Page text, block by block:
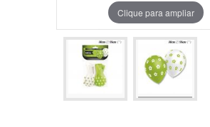
Clique para ampliar